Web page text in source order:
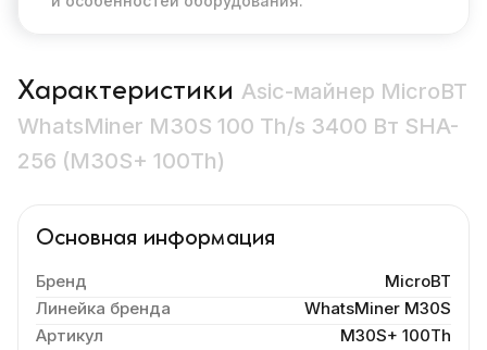
Характеристики Asic-майнер MicroBT
WhatsMiner M30S 100 Th/s 3400 Вт SHA-
256 (M30S+ 100Th)
Основная информация
Бренд
MicroBT
Линейка бренда
WhatsMiner M30S
Артикул
M30S+ 100Th